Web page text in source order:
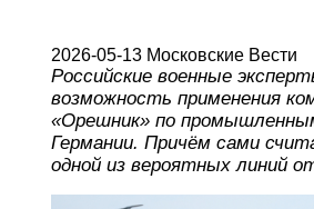
2026-05-13 Московские Вести
Российские военные
возможность применения
«Орешник» по
Германии. Причём сами
одной из вероятных линий